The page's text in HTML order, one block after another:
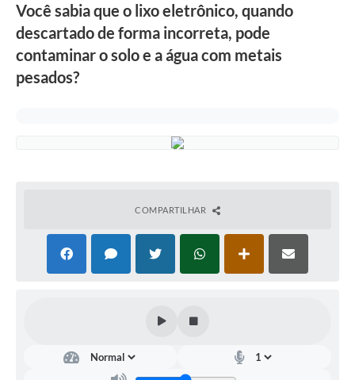
Você sabia que o lixo eletrônico, quando
descartado de forma incorreta, pode
contaminar o solo e a água com metais
pesados?
COMPARTILHAR